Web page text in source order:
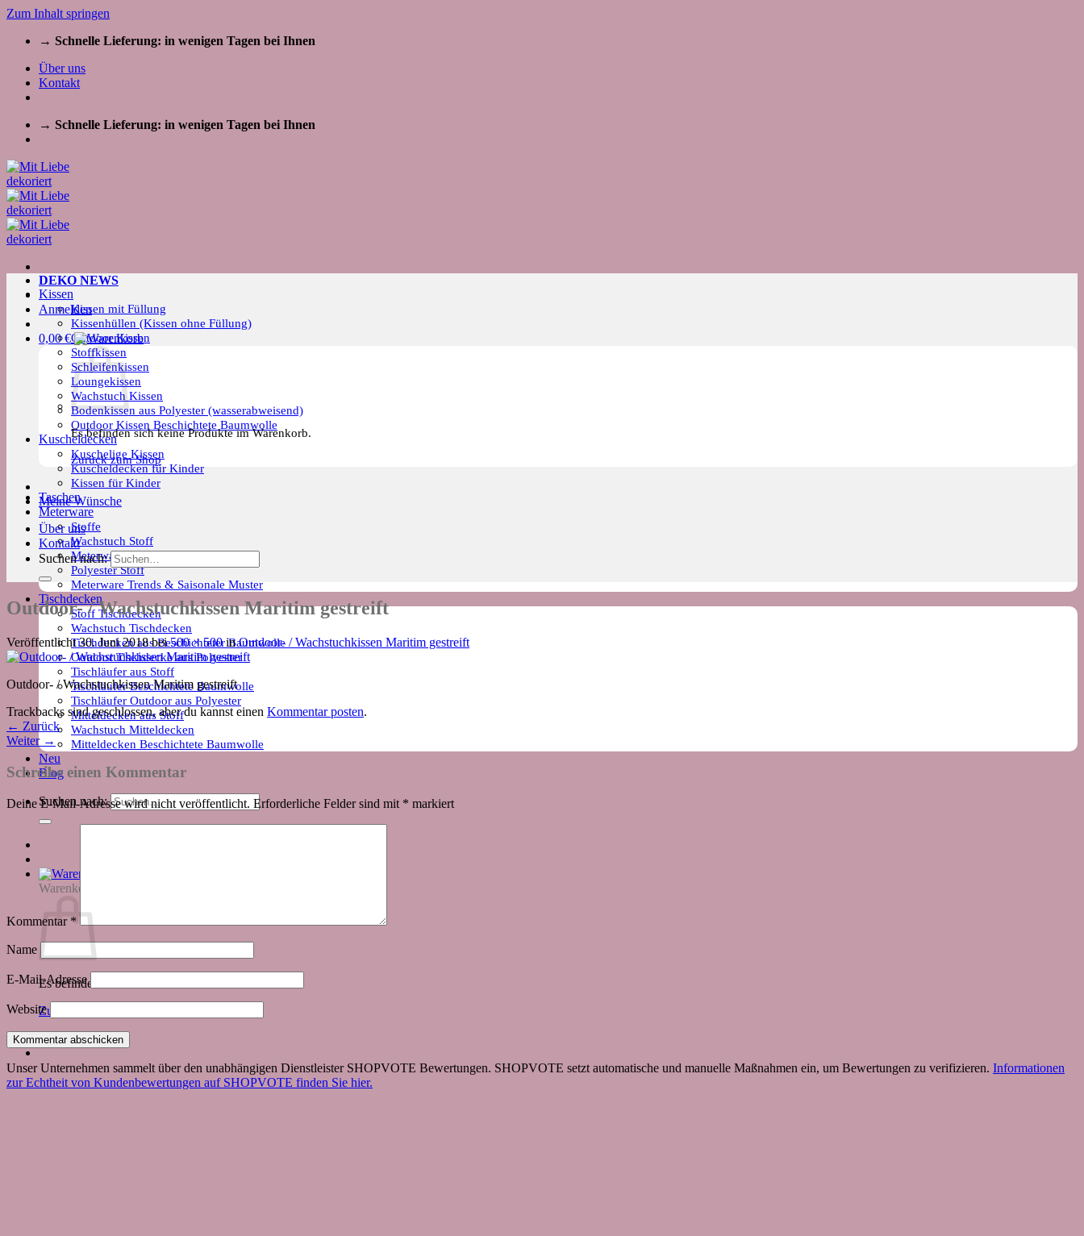
Zum Inhalt springen
→ Schnelle Lieferung: in wenigen Tagen bei Ihnen
Über uns
Kontakt
→ Schnelle Lieferung: in wenigen Tagen bei Ihnen
Kissen
Kissen mit Füllung
Kissenhüllen (Kissen ohne Füllung)
Outdoor Kissen
Stoffkissen
Schleifenkissen
Loungekissen
Wachstuch Kissen
Bodenkissen aus Polyester (wasserabweisend)
Outdoor Kissen Beschichtete Baumwolle
Kuscheldecken
Kuschelige Kissen
Kuscheldecken für Kinder
Kissen für Kinder
Taschen
Meterware
Stoffe
Wachstuch Stoff
Meterware Beschichtete Baumwolle
Polyester Stoff
Meterware Trends & Saisonale Muster
Tischdecken
Stoff Tischdecken
Wachstuch Tischdecken
Tischdecken aus Beschichteter Baumwolle
Outdoor Tischdecke aus Polyester
Tischläufer aus Stoff
Tischläufer Beschichtete Baumwolle
Tischläufer Outdoor aus Polyester
Mitteldecken aus Stoff
Wachstuch Mitteldecken
Mitteldecken Beschichtete Baumwolle
Neu
Blog
Suchen nach:
Warenkorb
Es befinden sich keine Produkte im Warenkorb.
Zurück zum Shop
DEKO NEWS
Anmelden
0,00€
Es befinden sich keine Produkte im Warenkorb.
Zurück zum Shop
Meine Wünsche
Über uns
Kontakt
Suchen nach:
Outdoor- / Wachstuchkissen Maritim gestreift
Veröffentlicht30. Juni 2018bei500 × 500inOutdoor- / Wachstuchkissen Maritim gestreift
Outdoor- / Wachstuchkissen Maritim gestreift
Trackbacks sind geschlossen, aber du kannst einen Kommentar posten.
← Zurück
Weiter →
Schreibe einen Kommentar
Deine E-Mail-Adresse wird nicht veröffentlicht. Erforderliche Felder sind mit * markiert
Kommentar *
Name
E-Mail-Adresse
Website
Unser Unternehmen sammelt über den unabhängigen Dienstleister SHOPVOTE Bewertungen. SHOPVOTE setzt automatische und manuelle Maßnahmen ein, um Bewertungen zu verifizieren. Informationen
zur Echtheit von Kundenbewertungen auf SHOPVOTE finden Sie hier.